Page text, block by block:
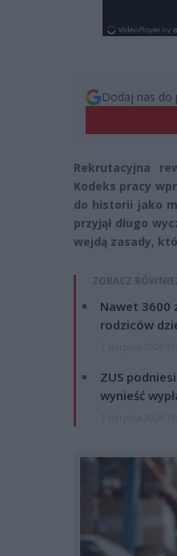
Dodaj nas do
Rekrutacyjna
Kodeks pracy
do historii jako
przyjął długo
wejdą zasady,
ZOBACZ
Nawet 3600
rodziców
ZUS
wynieść